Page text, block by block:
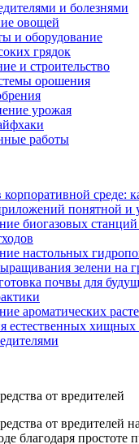
и болезнями
овощей
и оборудование
грядок
и строительство
орошения
урожая
работы
корпоративной среде:
понятной и
биогазовых
настольных
зелени на
почвы для
ароматических
естественных хищных
от вредителей
от вредителей
благодаря простоте